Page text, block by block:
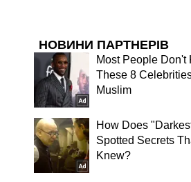
НОВИНИ ПАРТНЕРІВ
Most People Don't
These 8
Muslim
How Does
Spotted Secrets
Knew?